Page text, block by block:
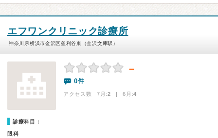
エフワンクリニック診療所
神奈川県横浜市金沢区釜利谷東（金沢文庫駅）
－
0件
アクセス数 7月:2 | 6月:4
診療科目：
眼科